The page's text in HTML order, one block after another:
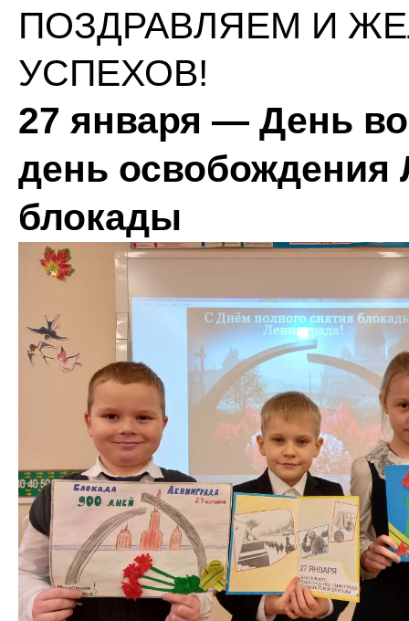
ПОЗДРАВЛЯЕМ И
УСПЕХОВ!
27 января — День
день освобождения
блокады